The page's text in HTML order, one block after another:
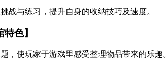
战与练习，提升自身的收纳技巧及速度。
色】
，使玩家于游戏里感受整理物品带来的乐趣。